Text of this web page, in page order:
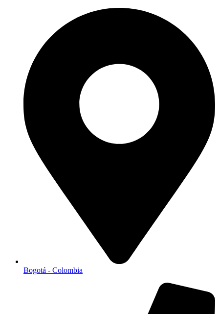
Bogotá - Colombia